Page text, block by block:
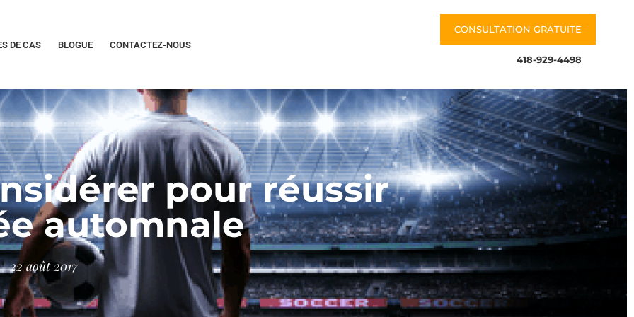
DE CAS BLOGUE CONTACTEZ-NOUS
CONSULTATION GRATUITE
418-929-4498
pour réussir
automnale
22 août 2017